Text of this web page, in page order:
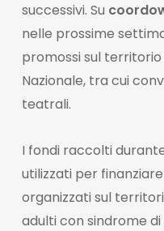
successivi. Su
nelle prossime
promossi sul
Nazionale, tra cui
teatrali.
I fondi raccolti
utilizzati per
organizzati sul
adulti con sindrome di